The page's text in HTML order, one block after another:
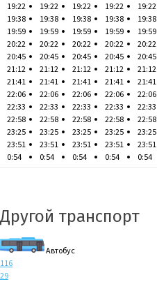
19:22
19:38
19:59
20:22
20:45
21:12
21:41
22:06
22:33
22:58
23:25
23:51
0:54
19:22
19:38
19:59
20:22
20:45
21:12
21:41
22:06
22:33
22:58
23:25
23:51
0:54
19:22
19:38
19:59
20:22
20:45
21:12
21:41
22:06
22:33
22:58
23:25
23:51
0:54
19:22
19:38
19:59
20:22
20:45
21:12
21:41
22:06
22:33
22:58
23:25
23:51
0:54
19:22
19:38
19:59
20:22
20:45
21:12
21:41
22:06
22:33
22:58
23:25
23:51
0:54
Другой транспорт
Автобус
116
29